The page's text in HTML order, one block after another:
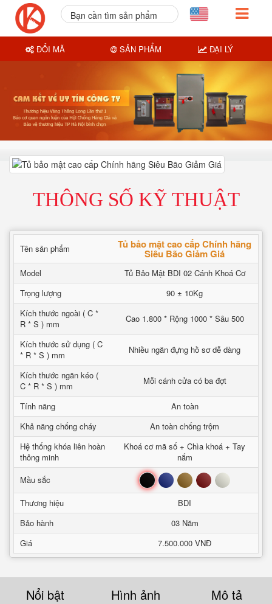
THÔNG SỐ KỸ THUẬT
Tên sản phẩm Tủ bảo mật cao cấp Chính hãng
Siêu Bão Giảm Giá
Model
Tủ Bảo Mật BDI 02 Cánh Khoá Cơ
Trọng lượng
90 ± 10Kg
Kích thước ngoài ( C *
R * S ) mm
Cao 1.800 * Rộng 1000 * Sâu 500
Kích thước sử dụng ( C
* R * S ) mm
Nhiều ngăn đựng hồ sơ dễ dàng
Kích thước ngăn kéo (
C * R * S ) mm
Mỗi cánh cửa có ba đợt
Tính năng
An toàn
Khả năng chống cháy
An toàn chống trộm
Hệ thống khóa liên hoàn
thông minh
Khoá cơ mã số + Chìa khoá + Tay
nắm
Mầu sắc
Đen Xanh Nâu Đỏ Trắng
Thương hiệu
BDI
Bảo hành
03 Năm
Giá
7.500.000 VNĐ
Nổi bật Hình ảnh Mô tả
Bạn cần tìm sản phẩm
ĐỔI MÃ SẢN PHẨM ĐẠI LÝ